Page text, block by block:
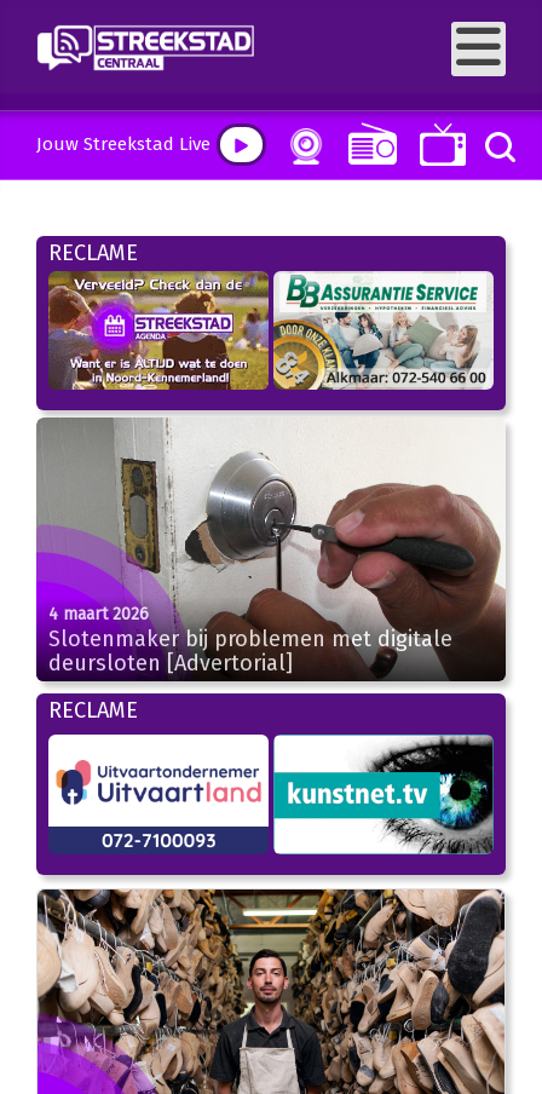
Jouw Streekstad Live
RECLAME
4 maart 2026
Slotenmaker bij problemen met digitale
deursloten [Advertorial]
RECLAME